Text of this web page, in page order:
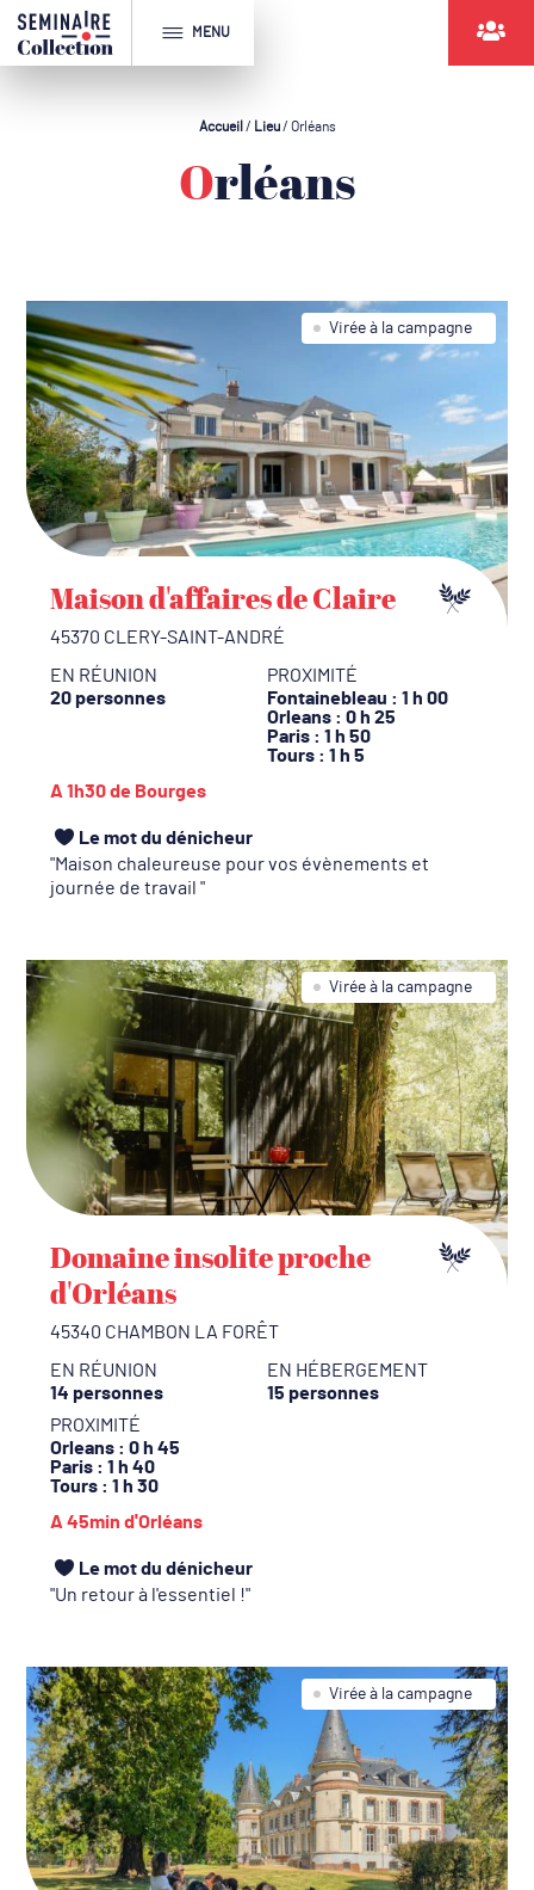
MENU
Accueil / Lieu/ Orléans
Orléans
Virée à la campagne
Maison d'affaires de Claire
45370 CLERY-SAINT-ANDRÉ
EN RÉUNION
20 personnes
PROXIMITÉ
Fontainebleau : 1 h 00
Orleans : 0 h 25
Paris : 1 h 50
Tours : 1 h 5
A 1h30 de Bourges
Le mot du dénicheur
Maison chaleureuse pour vos évènements et
journée de travail
Virée à la campagne
Domaine insolite proche
d'Orléans
45340 CHAMBON LA FORÊT
EN RÉUNION
14 personnes
EN HÉBERGEMENT
15 personnes
PROXIMITÉ
Orleans : 0 h 45
Paris : 1 h 40
Tours : 1 h 30
A 45min d'Orléans
Le mot du dénicheur
Un retour à l'essentiel !
Virée à la campagne